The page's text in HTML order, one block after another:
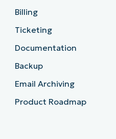
Billing
Ticketing
Documentation
Backup
Email Archiving
Product Roadmap